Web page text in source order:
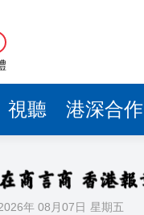
視聽 港深合作
年 08月07日 星期五